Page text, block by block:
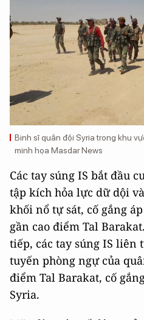
Binh sĩ quân đội Syria trong khu
minh họa Masdar News
Các tay súng IS bắt đầu
tập kích hỏa lực dữ dội
khối nổ tự sát, cố gắng
gần cao điểm Tal
tiếp, các tay súng IS liên
tuyến phòng ngự của
điểm Tal Barakat, cố
Syria.